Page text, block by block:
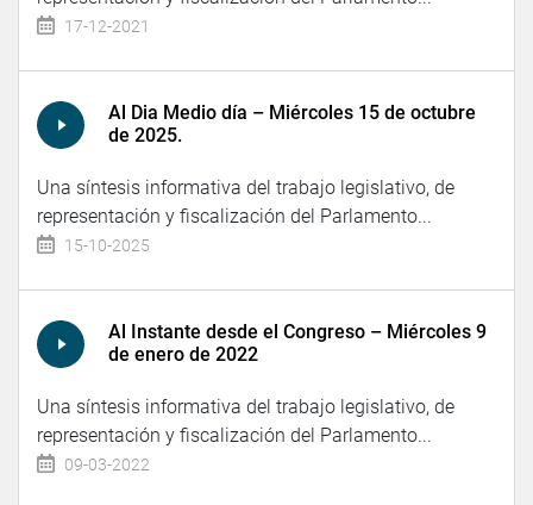
17-12-2021
Al Dia Medio día – Miércoles 15 de octubre
de 2025.
Una síntesis informativa del trabajo legislativo, de
representación y fiscalización del Parlamento...
15-10-2025
Al Instante desde el Congreso – Miércoles 9
de enero de 2022
Una síntesis informativa del trabajo legislativo, de
representación y fiscalización del Parlamento...
09-03-2022